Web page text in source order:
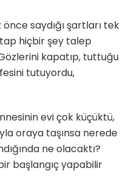
önce saydığı şartları tek
hiçbir şey talep
kapatıp, tuttuğu
tutuyordu,
evi çok küçüktü,
oraya taşınsa nerede
ne olacaktı?
başlangıç yapabilir